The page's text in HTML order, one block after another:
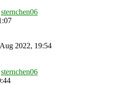
sternchen06
2022, 19:54
sternchen06